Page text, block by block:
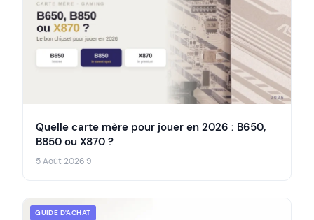
Quelle carte mère pour jouer en 2026 : B650,
B850 ou X870 ?
5 Août 2026·9
GUIDE D'ACHAT